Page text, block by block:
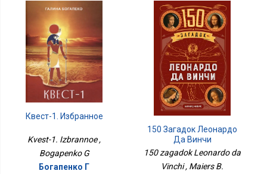
Квест-1. Избранное
Kvest-1. Izbrannoe ,
Bogapenko G
Богапенко Г
150 Загадок Леонардо
Да Винчи
150 zagadok Leonardo da
Vinchi , Maiers B.